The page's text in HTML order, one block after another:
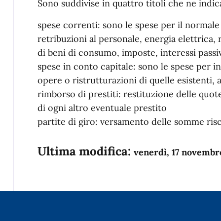
Sono suddivise in quattro titoli che ne
spese correnti: sono le spese per il
retribuzioni al personale, energia elettrica,
di beni di consumo, imposte, interessi
spese in conto capitale: sono le spese per
opere o ristrutturazioni di quelle esistenti,
rimborso di prestiti: restituzione delle
di ogni altro eventuale prestito
partite di giro: versamento delle somme
Ultima modifica: venerdì, 17